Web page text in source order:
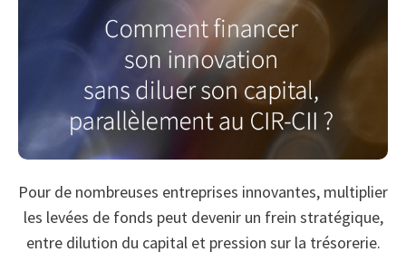
Pour de nombreuses entreprises innovantes, multiplier
les levées de fonds peut devenir un frein stratégique,
entre dilution du capital et pression sur la trésorerie.